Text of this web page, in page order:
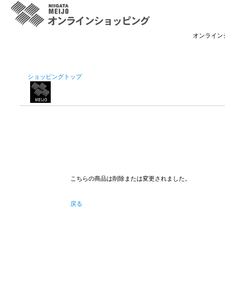
オンライ
ショッピングトップ
こちらの商品は削除または変更されました。
戻る